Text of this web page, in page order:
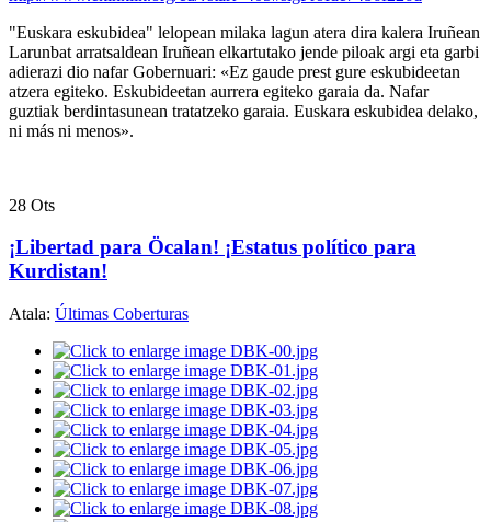
"Euskara eskubidea" lelopean milaka lagun atera dira kalera Iruñean
Larunbat arratsaldean Iruñean elkartutako jende piloak argi eta garbi
adierazi dio nafar Gobernuari: «Ez gaude prest gure eskubideetan
atzera egiteko. Eskubideetan aurrera egiteko garaia da. Nafar
guztiak berdintasunean tratatzeko garaia. Euskara eskubidea delako,
ni más ni menos».
28 Ots
¡Libertad para Öcalan! ¡Estatus político para
Kurdistan!
Atala: Últimas Coberturas